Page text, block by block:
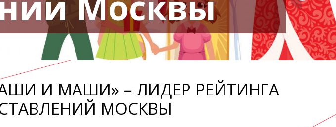
И МАШИ» – ЛИДЕР РЕЙТИНГА
МОСКВЫ